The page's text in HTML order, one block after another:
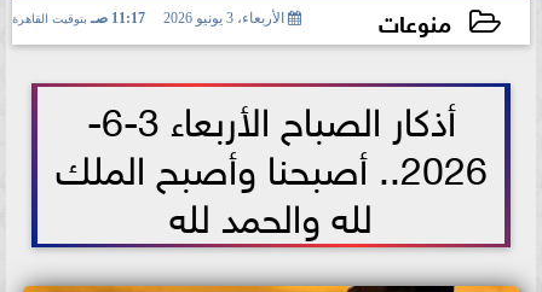
منوعات الأربعاء، 3 يونيو 2026 11:17 صـ بتوقيت القاهرة
أذكار الصباح الأربعاء 3-6-
2026.. أصبحنا وأصبح الملك
لله والحمد لله